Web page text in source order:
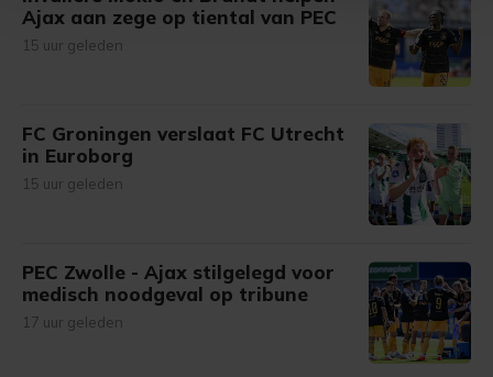
Met cookies werkt onze website beter en wordt jouw
bezoek makkelijker en persoonlijker. Op
onze cookiepagina kun je ons cookiebeleid bekijken en je
Ajax aan zege op tiental van PEC
15 uur geleden
FC Groningen verslaat FC Utrecht
in Euroborg
15 uur geleden
PEC Zwolle - Ajax stilgelegd voor
medisch noodgeval op tribune
17 uur geleden